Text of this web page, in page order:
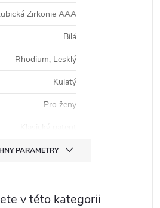
Zirkonie AAA
Bílá
Rhodium, Lesklý
Kulatý
Pro ženy
PARAMETRY
v této kategorii